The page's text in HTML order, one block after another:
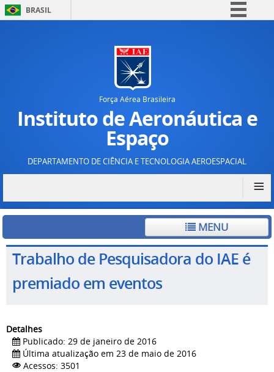
BRASIL
Canais
Força Aérea Brasileira
Instituto de Aeronáutica e
Espaço
DEPARTAMENTO DE CIÊNCIA E TECNOLOGIA AEROESPACIAL
≡
MENU
Trabalho de Pesquisadora do IAE é
premiado em eventos
Detalhes
Publicado: 29 de janeiro de 2016
Última atualização em 23 de maio de 2016
Acessos: 3501